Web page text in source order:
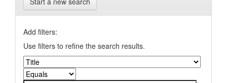
Add filters:
Use filters to refine the search results.